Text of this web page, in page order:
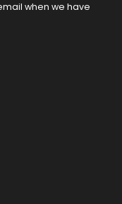
when we have